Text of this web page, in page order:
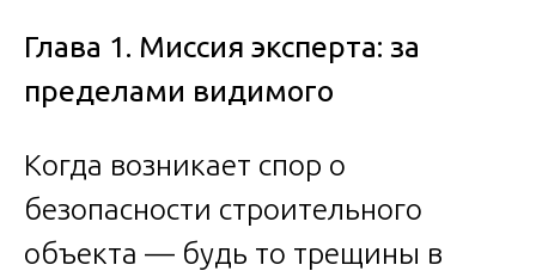
Глава 1. Миссия эксперта: за
пределами видимого
Когда возникает спор о
безопасности строительного
объекта — будь то трещины в